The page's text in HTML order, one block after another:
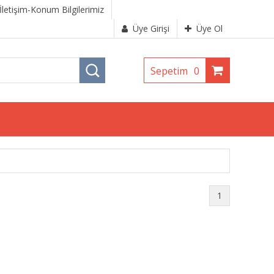
İletişim-Konum Bilgilerimiz
Üye Girişi
Üye Ol
Sepetim 0
1